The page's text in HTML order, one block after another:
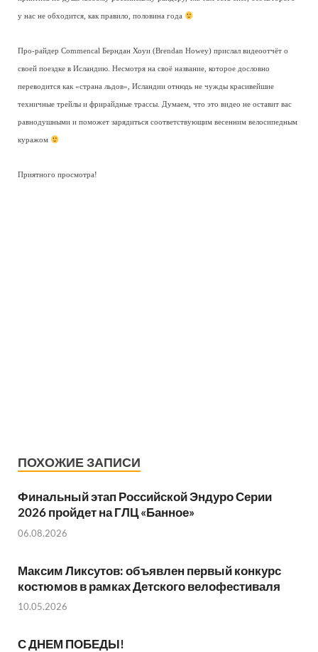
у нас не обходится, как правило, половина года
Про-райдер Commencal Берндан Хоуи (Brendan Howey) прислал видеоотчёт о
своей поездке в Исландию. Несмотря на своё название, которое дословно
переводится как «страна льдов», Исландии отнюдь не чужды красивейшие
техничные трейлы и фрирайдные трассы. Думаем, что это видео не оставит вас
равнодушными и поможет зарядиться соответствующим весенним велосипедным
куражом
Приятного просмотра!
ПОХОЖИЕ ЗАПИСИ
Финальный этап Российской Эндуро Серии
2026 пройдет на ГЛЦ «Банное»
06.08.2026
Максим Ликсутов: объявлен первый конкурс
костюмов в рамках Детского велофестиваля
10.05.2026
С ДНЕМ ПОБЕДЫ!